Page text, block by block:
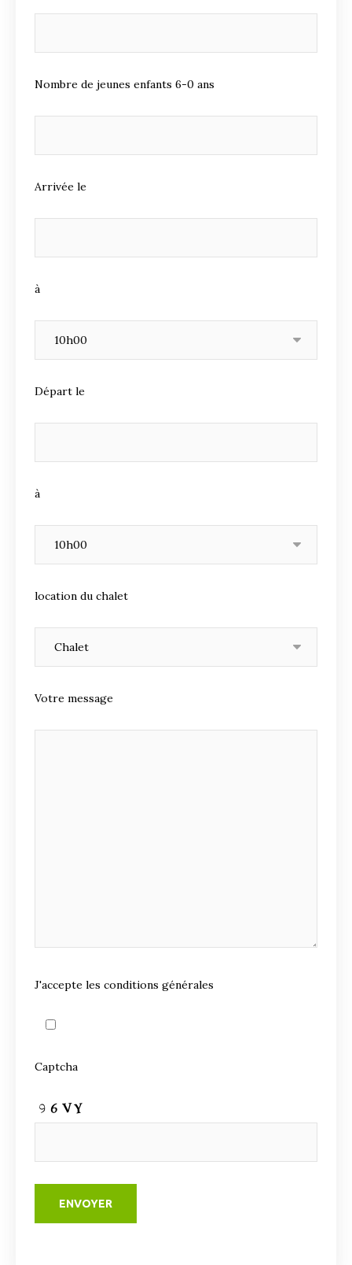
Nombre de jeunes enfants 6-0 ans
Arrivée le
à
Départ le
à
location du chalet
Votre message
J'accepte les conditions générales
Captcha